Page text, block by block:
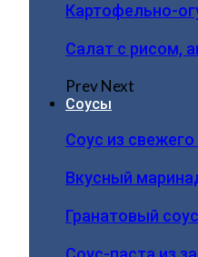
Картофельно-
Салат с рисом,
PrevNext
Соусы
Соус из
Вкусный
Гранатовый